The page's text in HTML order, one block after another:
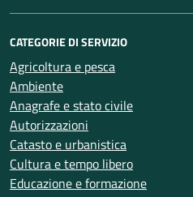
CATEGORIE DI SERVIZIO
Agricoltura e pesca
Ambiente
Anagrafe e stato civile
Autorizzazioni
Catasto e urbanistica
Cultura e tempo libero
Educazione e formazione